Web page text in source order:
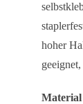
hoher
Material